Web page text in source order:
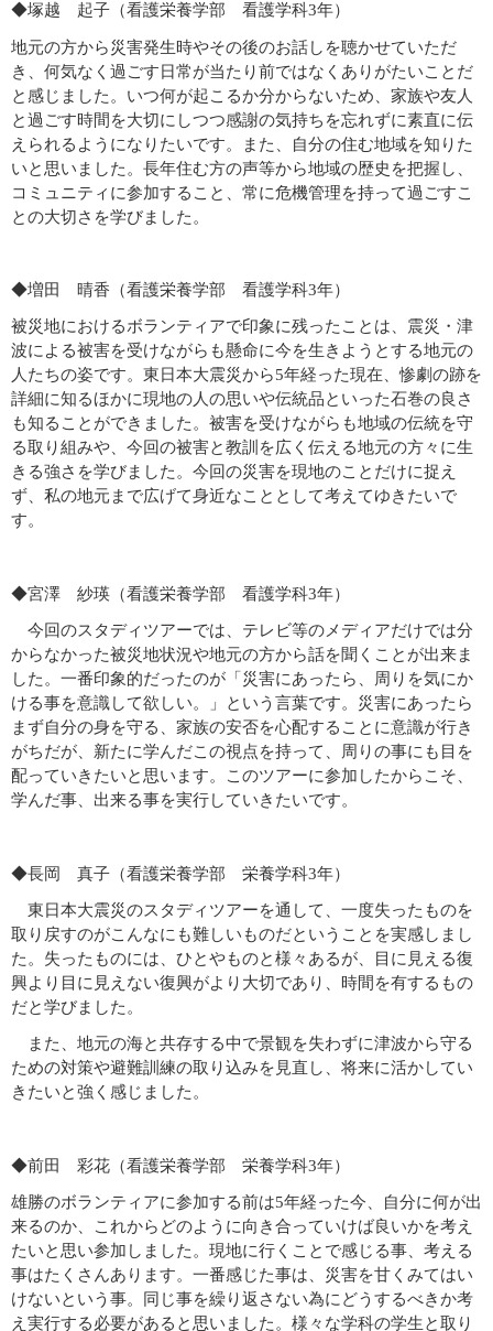
◆塚越 起子（看護栄養学部 看護学科3年）
地元の方から災害発生時やその後のお話しを聴かせていただ
き、何気なく過ごす日常が当たり前ではなくありがたいことだ
と感じました。いつ何が起こるか分からないため、家族や友人
と過ごす時間を大切にしつつ感謝の気持ちを忘れずに素直に伝
えられるようになりたいです。また、自分の住む地域を知りた
いと思いました。長年住む方の声等から地域の歴史を把握し、
コミュニティに参加すること、常に危機管理を持って過ごすこ
との大切さを学びました。
◆増田 晴香（看護栄養学部 看護学科3年）
被災地におけるボランティアで印象に残ったことは、震災・津
波による被害を受けながらも懸命に今を生きようとする地元の
人たちの姿です。東日本大震災から5年経った現在、惨劇の跡を
詳細に知るほかに現地の人の思いや伝統品といった石巻の良さ
も知ることができました。被害を受けながらも地域の伝統を守
る取り組みや、今回の被害と教訓を広く伝える地元の方々に生
きる強さを学びました。今回の災害を現地のことだけに捉え
ず、私の地元まで広げて身近なこととして考えてゆきたいで
す。
◆宮澤 紗瑛（看護栄養学部 看護学科3年）
今回のスタディツアーでは、テレビ等のメディアだけでは分
からなかった被災地状況や地元の方から話を聞くことが出来ま
した。一番印象的だったのが「災害にあったら、周りを気にか
ける事を意識して欲しい。」という言葉です。災害にあったら
まず自分の身を守る、家族の安否を心配することに意識が行き
がちだが、新たに学んだこの視点を持って、周りの事にも目を
配っていきたいと思います。このツアーに参加したからこそ、
学んだ事、出来る事を実行していきたいです。
◆長岡 真子（看護栄養学部 栄養学科3年）
東日本大震災のスタディツアーを通して、一度失ったものを
取り戻すのがこんなにも難しいものだということを実感しまし
た。失ったものには、ひとやものと様々あるが、目に見える復
興より目に見えない復興がより大切であり、時間を有するもの
だと学びました。
また、地元の海と共存する中で景観を失わずに津波から守る
ための対策や避難訓練の取り込みを見直し、将来に活かしてい
きたいと強く感じました。
◆前田 彩花（看護栄養学部 栄養学科3年）
雄勝のボランティアに参加する前は5年経った今、自分に何が出
来るのか、これからどのように向き合っていけば良いかを考え
たいと思い参加しました。現地に行くことで感じる事、考える
事はたくさんあります。一番感じた事は、災害を甘くみてはい
けないという事。同じ事を繰り返さない為にどうするべきか考
え実行する必要があると思いました。様々な学科の学生と取り